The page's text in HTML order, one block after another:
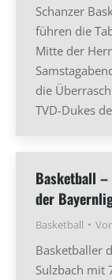
Schanzer
führen die
Mitte der
die
TVD-Dukes
Basketball
der
Basketball
Basketballer
Sulzbach mit